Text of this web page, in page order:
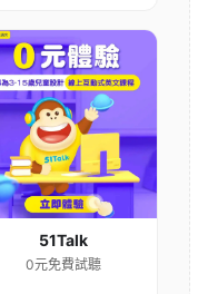
51Talk
0元免費試聽